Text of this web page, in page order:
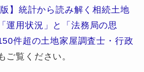
版】統計から読み解く相続土地
運用状況」と「法務局の思
件超の土地家屋調査士・行政
ご覧ください。